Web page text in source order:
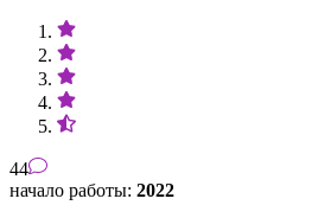
44
начало работы: 2022